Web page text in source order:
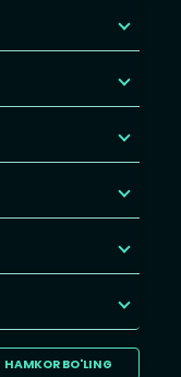
HAMKOR BO'LING